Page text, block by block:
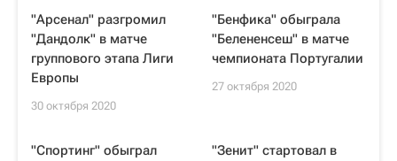
"Арсенал" разгромил
"Дандолк" в матче
группового этапа Лиги
Европы
30 октября 2020
"Бенфика" обыграла
"Белененсеш" в матче
чемпионата Португалии
27 октября 2020
"Спортинг" обыграл
"Зенит" стартовал в